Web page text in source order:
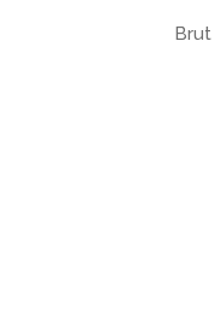
Brut